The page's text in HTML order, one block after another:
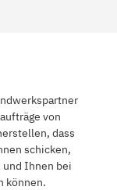
von
dass
schicken,
Ihnen bei
können.